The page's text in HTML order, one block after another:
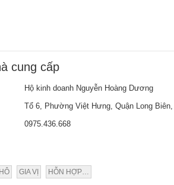
cung cấp
Hộ kinh doanh Nguyễn Hoàng Dương
Tổ 6, Phường Việt Hưng, Quận Long Biên,
0975.436.668
GIA VỊ HỖN HỢP…